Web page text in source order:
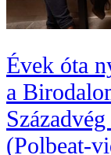
Évek óta
a
(Polbeat-